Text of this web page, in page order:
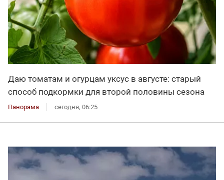
Даю томатам и огурцам уксус в августе: старый
способ подкормки для второй половины сезона
Панорама сегодня, 06:25